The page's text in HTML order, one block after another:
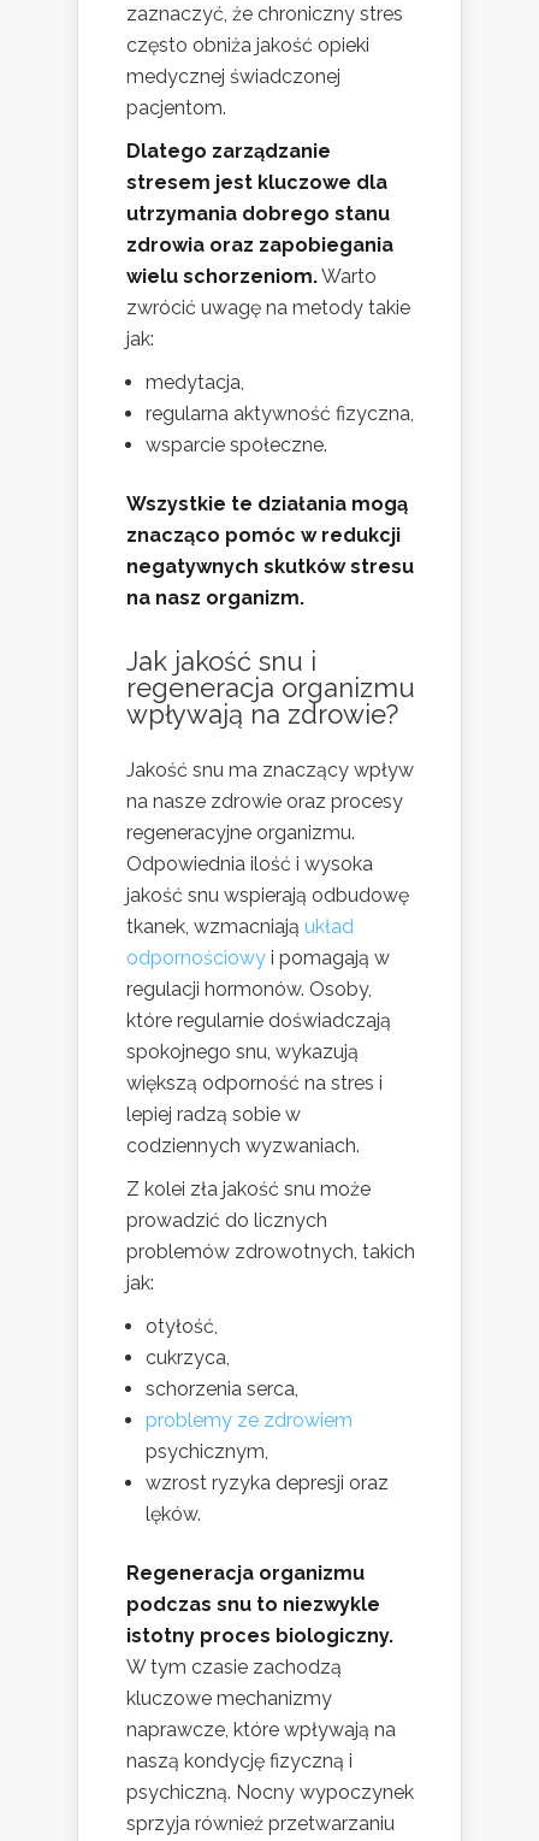
zaznaczyć, że chroniczny stres
często obniża jakość opieki
medycznej świadczonej
pacjentom.
Dlatego zarządzanie
stresem jest kluczowe dla
utrzymania dobrego stanu
zdrowia oraz zapobiegania
wielu schorzeniom.Warto
zwrócić uwagę na metody takie
jak:
medytacja,
regularna aktywność fizyczna,
wsparcie społeczne.
Wszystkie te działania mogą
znacząco pomóc w redukcji
negatywnych skutków stresu
na nasz organizm.
Jak jakość snu i
regeneracja organizmu
wpływają na zdrowie?
Jakość snu ma znaczący wpływ
na nasze zdrowie oraz procesy
regeneracyjne organizmu.
Odpowiednia ilość i wysoka
jakość snu wspierają odbudowę
tkanek, wzmacniają układ
odpornościowy i pomagają w
regulacji hormonów. Osoby,
które regularnie doświadczają
spokojnego snu, wykazują
większą odporność na stres i
lepiej radzą sobie w
codziennych wyzwaniach.
Z kolei zła jakość snu może
prowadzić do licznych
problemów zdrowotnych, takich
jak:
otyłość,
cukrzyca,
schorzenia serca,
problemy ze zdrowiem
psychicznym,
wzrost ryzyka depresji oraz
lęków.
Regeneracja organizmu
podczas snu to niezwykle
istotny proces biologiczny.
W tym czasie zachodzą
kluczowe mechanizmy
naprawcze, które wpływają na
naszą kondycję fizyczną i
psychiczną. Nocny wypoczynek
sprzyja również przetwarzaniu